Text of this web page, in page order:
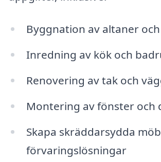
Byggnation av altaner
Inredning av kök och
Renovering av tak och
Montering av fönster och
Skapa skräddarsydda
förvaringslösningar